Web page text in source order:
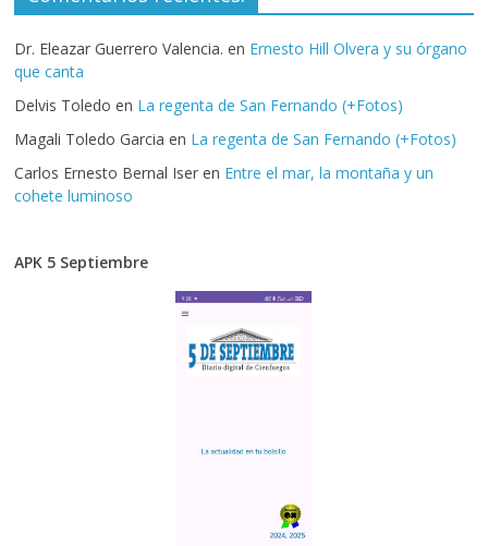
Dr. Eleazar Guerrero Valencia. en Ernesto Hill Olvera y su órgano
que canta
Delvis Toledo en La regenta de San Fernando (+Fotos)
Magali Toledo Garcia en La regenta de San Fernando (+Fotos)
Carlos Ernesto Bernal Iser en Entre el mar, la montaña y un
cohete luminoso
APK 5 Septiembre